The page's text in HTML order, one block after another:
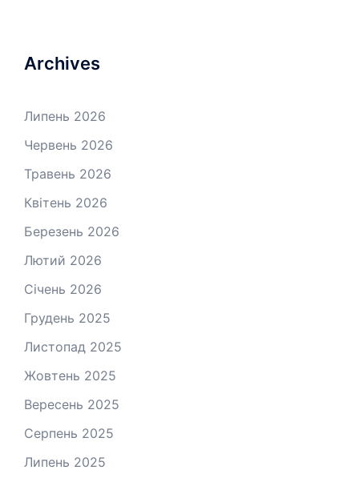
Archives
Липень 2026
Червень 2026
Травень 2026
Квітень 2026
Березень 2026
Лютий 2026
Січень 2026
Грудень 2025
Листопад 2025
Жовтень 2025
Вересень 2025
Серпень 2025
Липень 2025